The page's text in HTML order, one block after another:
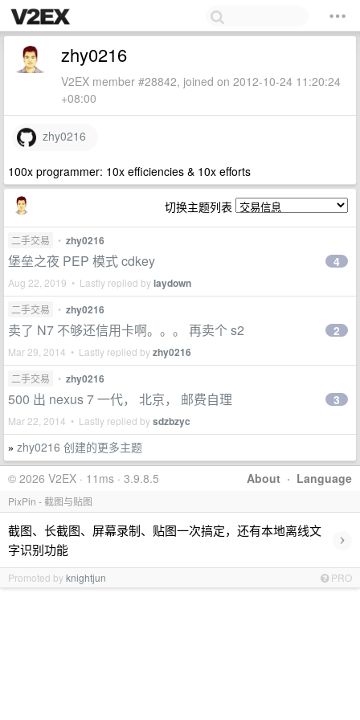
zhy0216
V2EX member #28842, joined on 2012-10-24 11:20:24
+08:00
zhy0216
100x programmer: 10x efficiencies & 10x efforts
切换主题列表
二手交易 • zhy0216
堡垒之夜 PEP 模式 cdkey
Aug 22, 2019 • Lastly replied bylaydown
4
二手交易 • zhy0216
卖了 N7 不够还信用卡啊。。。 再卖个 s2
Mar 29, 2014 • Lastly replied byzhy0216
2
二手交易 • zhy0216
500 出 nexus 7 一代， 北京， 邮费自理
Mar 22, 2014 • Lastly replied bysdzbzyc
3
» zhy0216 创建的更多主题
About · Language
© 2026 V2EX · 11ms · 3.9.8.5
PixPin - 截图与贴图
截图、长截图、屏幕录制、贴图一次搞定，还有本地离线文
字识别功能
›
Promoted byknightjun PRO